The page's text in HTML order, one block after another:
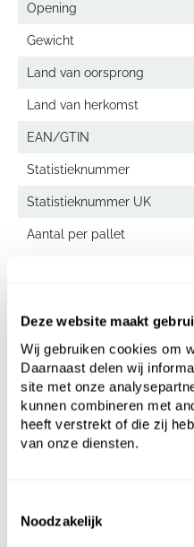
Deze website maakt
Wij gebruiken cookies om
Daarnaast delen wij
site met onze
kunnen combineren met
heeft verstrekt of die zij
van onze diensten.
Noodzakelijk
Opening
Gewicht
Land van oorsprong
Land van herkomst
EAN/GTIN
Statistieknummer
Statistieknummer UK
Aantal per pallet
Capi Roots Rib
Hoogte:
92
Lengte:
102
Breedte:
48
Diepte:
9
Opening:
31